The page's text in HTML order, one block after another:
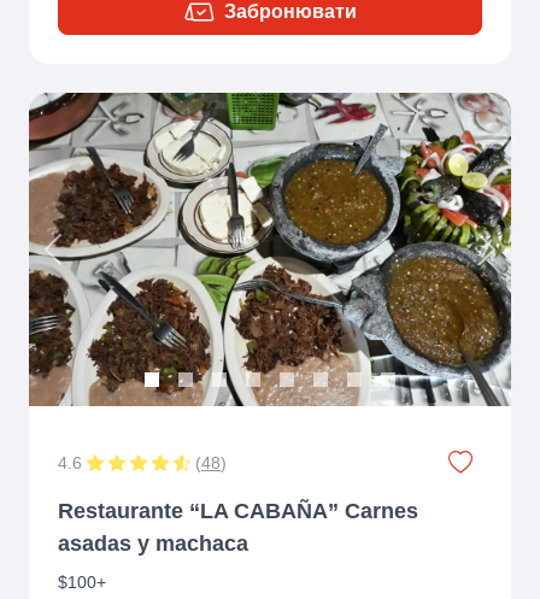
Забронювати
Previous Next
4.6 (48)
Restaurante “LA CABAÑA” Carnes
asadas y machaca
$100+